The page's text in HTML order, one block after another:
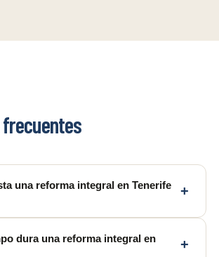
frecuentes
una reforma integral en Tenerife
+
dura una reforma integral en
+